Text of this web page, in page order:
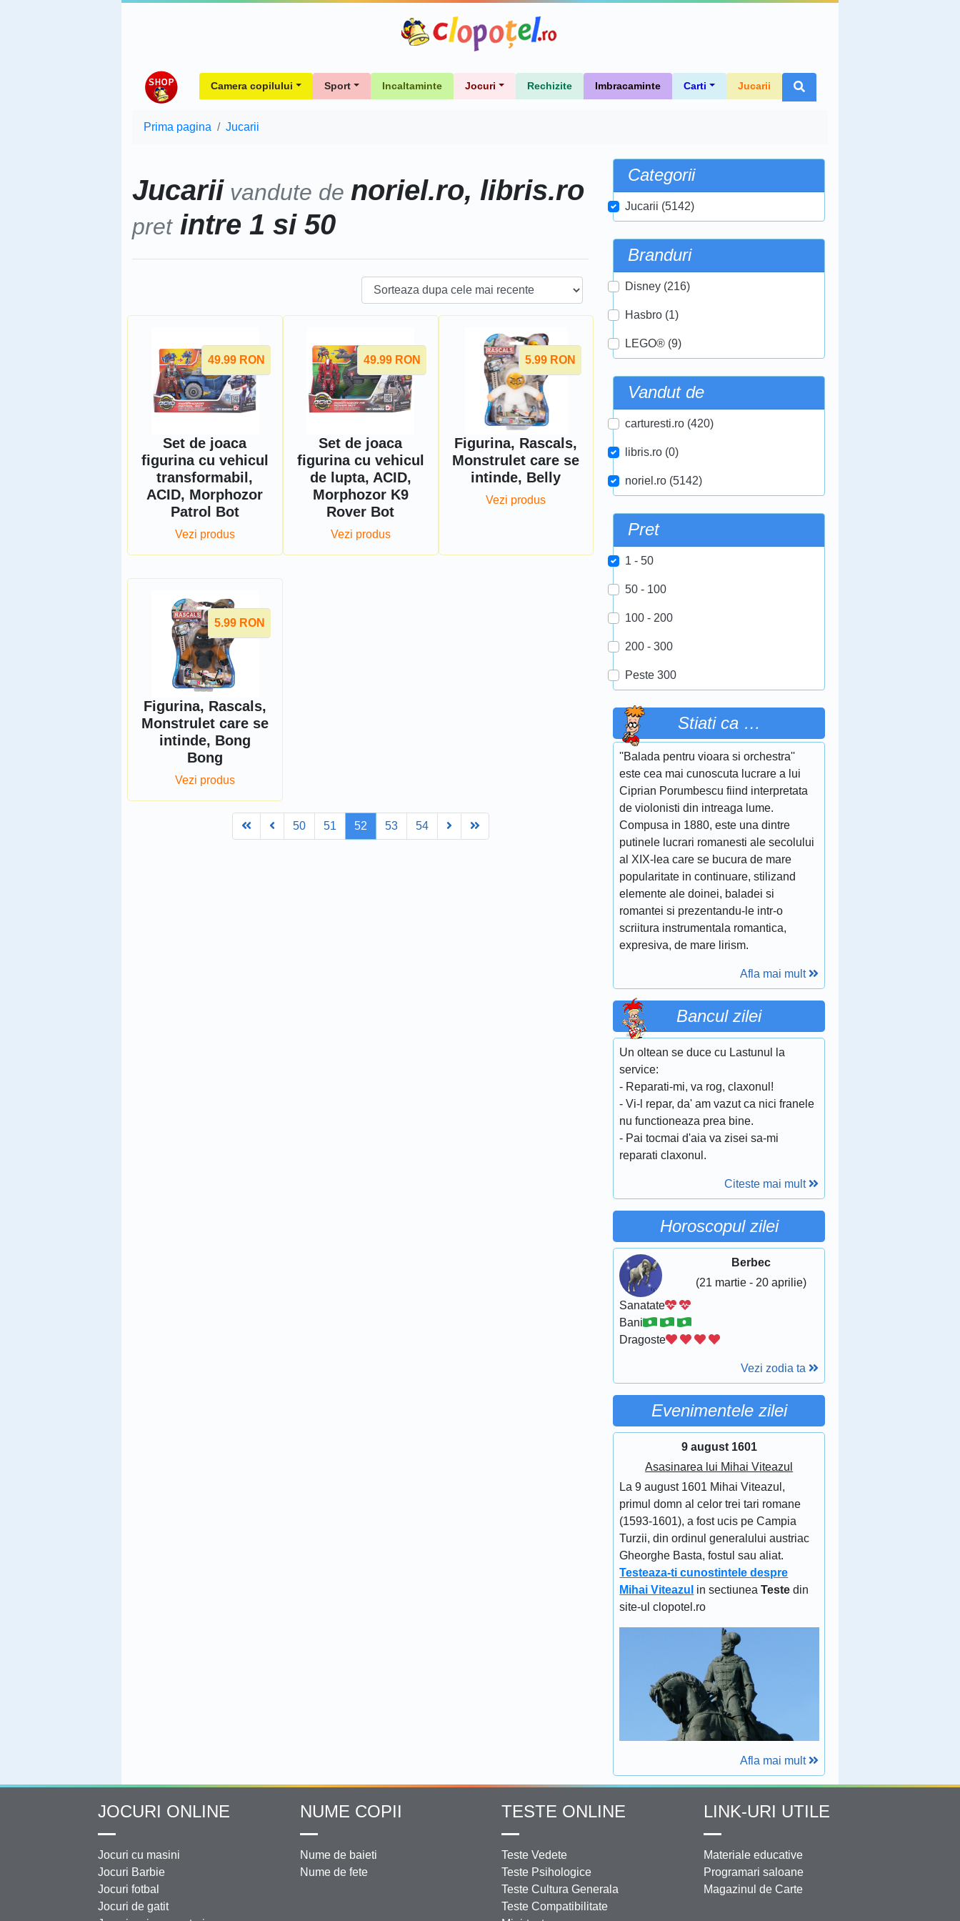
Camera copilului Sport Incaltaminte Jocuri Rechizite Imbracaminte Carti Jucarii
Prima pagina Jucarii
Jucarii vandute de noriel.ro, libris.ro
pretintre 1 si 50
49.99 RON
Set de joaca
figurina cu vehicul
transformabil,
ACID, Morphozor
Patrol Bot
Vezi produs
49.99 RON
Set de joaca
figurina cu vehicul
de lupta, ACID,
Morphozor K9
Rover Bot
Vezi produs
5.99 RON
Figurina, Rascals,
Monstrulet care se
intinde, Belly
Vezi produs
5.99 RON
Figurina, Rascals,
Monstrulet care se
intinde, Bong
Bong
Vezi produs
FirstPrev50 51 52 53 54 Next Last
Categorii
Jucarii (5142)
Branduri
Disney (216)
Hasbro (1)
LEGO® (9)
Vandut de
carturesti.ro (420)
libris.ro (0)
noriel.ro (5142)
Pret
1 - 50
50 - 100
100 - 200
200 - 300
Peste 300
Stiati ca …
''Balada pentru vioara si orchestra''
este cea mai cunoscuta lucrare a lui
Ciprian Porumbescu fiind interpretata
de violonisti din intreaga lume.
Compusa in 1880, este una dintre
putinele lucrari romanesti ale secolului
al XIX-lea care se bucura de mare
popularitate in continuare, stilizand
elemente ale doinei, baladei si
romantei si prezentandu-le intr-o
scriitura instrumentala romantica,
expresiva, de mare lirism.
Afla mai mult
Bancul zilei
Un oltean se duce cu Lastunul la
service:
- Reparati-mi, va rog, claxonul!
- Vi-l repar, da' am vazut ca nici franele
nu functioneaza prea bine.
- Pai tocmai d'aia va zisei sa-mi
reparati claxonul.
Citeste mai mult
Horoscopul zilei
Berbec
(21 martie - 20 aprilie)
Sanatate
Bani
Dragoste
Vezi zodia ta
Evenimentele zilei
9 august 1601
Asasinarea lui Mihai Viteazul
La 9 august 1601 Mihai Viteazul,
primul domn al celor trei tari romane
(1593-1601), a fost ucis pe Campia
Turzii, din ordinul generalului austriac
Gheorghe Basta, fostul sau aliat.
Testeaza-ti cunostintele despre
Mihai Viteazul in sectiuneaTeste din
site-ul clopotel.ro
Afla mai mult
JOCURI ONLINE
Jocuri cu masini
Jocuri Barbie
Jocuri fotbal
Jocuri de gatit
NUME COPII
Nume de baieti
Nume de fete
TESTE ONLINE
Teste Vedete
Teste Psihologice
Teste Cultura Generala
Teste Compatibilitate
LINK-URI UTILE
Materiale educative
Programari saloane
Magazinul de Carte